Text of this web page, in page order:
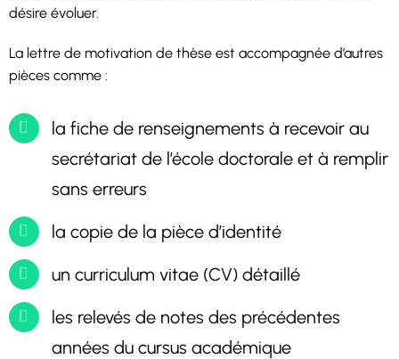
désire évoluer.
La lettre de motivation de thèse est accompagnée d’autres
pièces comme :
la fiche de renseignements à recevoir au
secrétariat de l’école doctorale et à remplir
sans erreurs
la copie de la pièce d’identité
un curriculum vitae (CV) détaillé
les relevés de notes des précédentes
années du cursus académique